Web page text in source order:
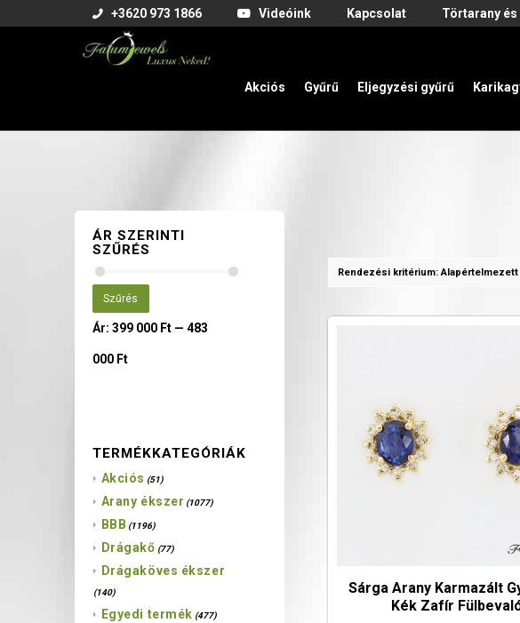
+3620 973 1866 Videóink Kapcsolat Törtarany
Akciós Gyűrű Eljegyzési gyűrű
Rendezési kritérium:Alapértelmezett
Sárga Arany Karmazált
Kék Zafír
ÁR SZERINTI
SZŰRÉS
Szűrés
Ár: 399 000 Ft— 483
000 Ft
TERMÉKKATEGÓRIÁK
Akciós (51)
Arany ékszer (1077)
BBB (1196)
Drágakő (77)
Drágaköves ékszer
(140)
Egyedi termék (477)